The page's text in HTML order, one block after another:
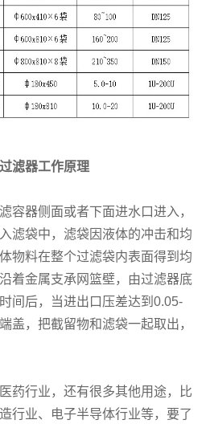
滤器工作原理
容器侧面或者下面进水口进入，
滤袋中，滤袋因液体的冲击和均
物料在整个过滤袋内表面得到均
着金属支承网篮壁，由过滤器底
间后，当进出口压差达到0.05-
盖，把截留物和滤袋一起取出，
药行业，还有很多其他用途，比
行业、电子半导体行业等，要了